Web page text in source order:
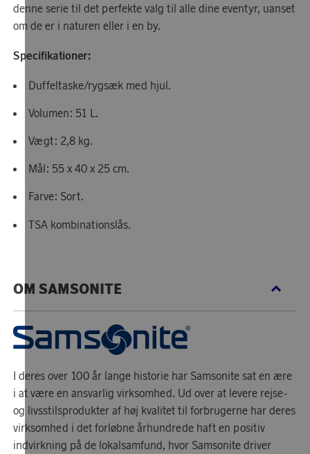
denne serie til det perfekte valg til alle dine eventyr, uanset
om de er i naturen eller i en by.
Specifikationer:
Duffeltaske/rygsæk med hjul.
Volumen: 51 L.
Vægt: 2,8 kg.
Mål: 55 x 40 x 25 cm.
Farve: Sort.
TSA kombinationslås.
OM SAMSONITE
I deres over 100 år lange historie har Samsonite sat en ære
i at være en ansvarlig virksomhed. Ud over at levere rejse-
og livsstilsprodukter af høj kvalitet til forbrugerne har deres
virksomhed i det forløbne århundrede haft en positiv
indvirkning på de lokalsamfund, hvor Samsonite driver